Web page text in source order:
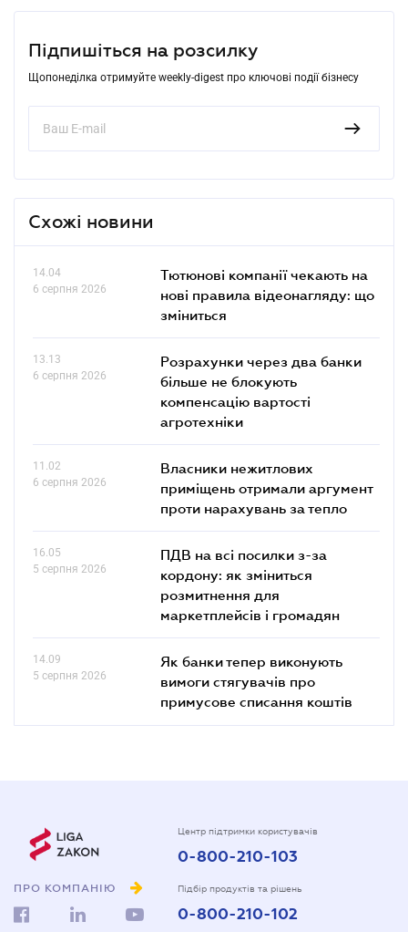
Підпишіться на розсилку
Щопонеділка отримуйте weekly-digest про ключові події бізнесу
Схожі новини
14.04
6 серпня 2026
Тютюнові компанії чекають на
нові правила відеонагляду: що
зміниться
13.13
6 серпня 2026
Розрахунки через два банки
більше не блокують
компенсацію вартості
агротехніки
11.02
6 серпня 2026
Власники нежитлових
приміщень отримали аргумент
проти нарахувань за тепло
16.05
5 серпня 2026
ПДВ на всі посилки з-за
кордону: як зміниться
розмитнення для
маркетплейсів і громадян
14.09
5 серпня 2026
Як банки тепер виконують
вимоги стягувачів про
примусове списання коштів
ПРО КОМПАНІЮ
Центр підтримки користувачів
0-800-210-103
Підбір продуктів та рішень
0-800-210-102